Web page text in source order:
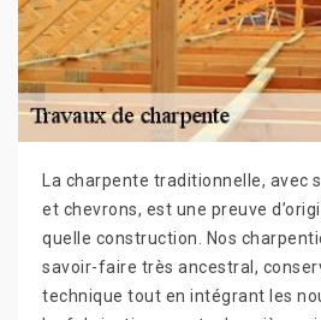
La charpente traditionnelle, avec
et chevrons, est une preuve
quelle construction. Nos
savoir-faire très ancestral,
technique tout en intégrant les